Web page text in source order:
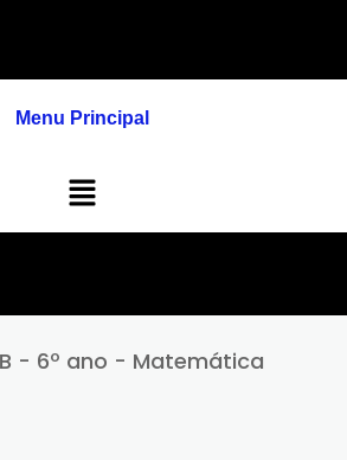
Menu Principal
Menu
- 6º ano - Matemática